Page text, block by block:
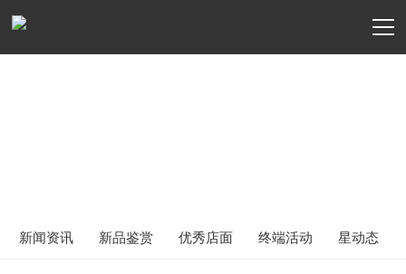
新闻资讯 新品鉴赏 优秀店面 终端活动 星动态